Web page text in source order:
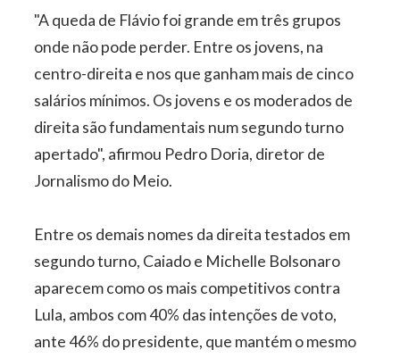
"A queda de Flávio foi grande em três grupos
onde não pode perder. Entre os jovens, na
centro-direita e nos que ganham mais de cinco
salários mínimos. Os jovens e os moderados de
direita são fundamentais num segundo turno
apertado", afirmou Pedro Doria, diretor de
Jornalismo do Meio.
Entre os demais nomes da direita testados em
segundo turno, Caiado e Michelle Bolsonaro
aparecem como os mais competitivos contra
Lula, ambos com 40% das intenções de voto,
ante 46% do presidente, que mantém o mesmo